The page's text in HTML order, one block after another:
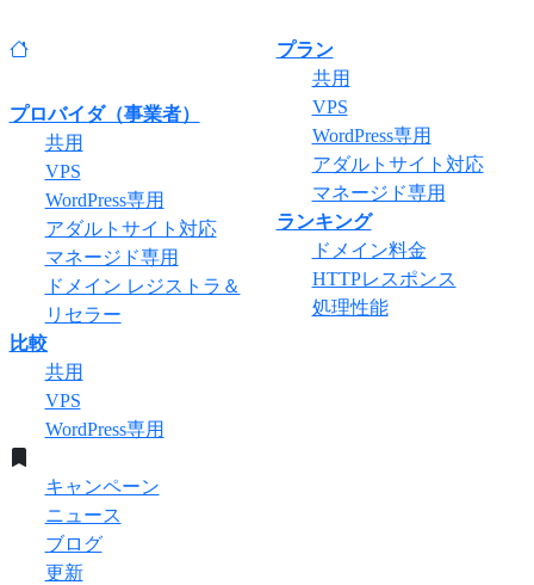
プロバイダ（事業者）
共用
VPS
WordPress専用
アダルトサイト対応
マネージド専用
ドメイン レジストラ＆
リセラー
プラン
共用
VPS
WordPress専用
アダルトサイト対応
マネージド専用
ランキング
ドメイン料金
HTTPレスポンス
処理性能
比較
共用
VPS
WordPress専用
キャンペーン
ニュース
ブログ
更新